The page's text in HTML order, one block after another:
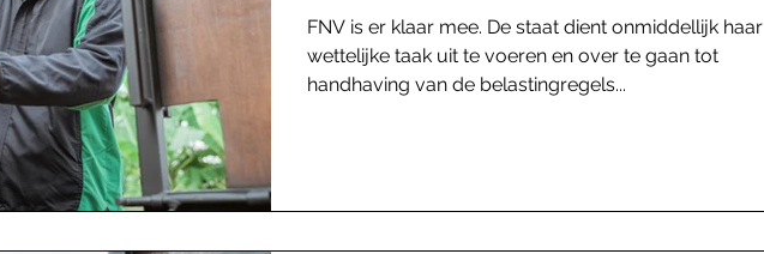
FNV is er klaar mee. De staat dient onmiddellijk haar
wettelijke taak uit te voeren en over te gaan tot
handhaving van de belastingregels...